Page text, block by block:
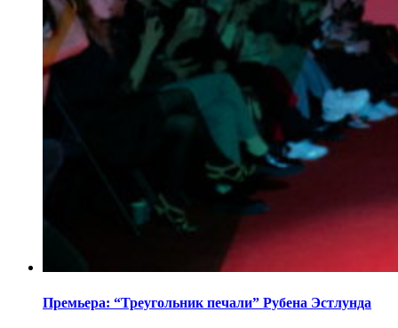
Премьера: “Треугольник печали” Рубена Эстлунда